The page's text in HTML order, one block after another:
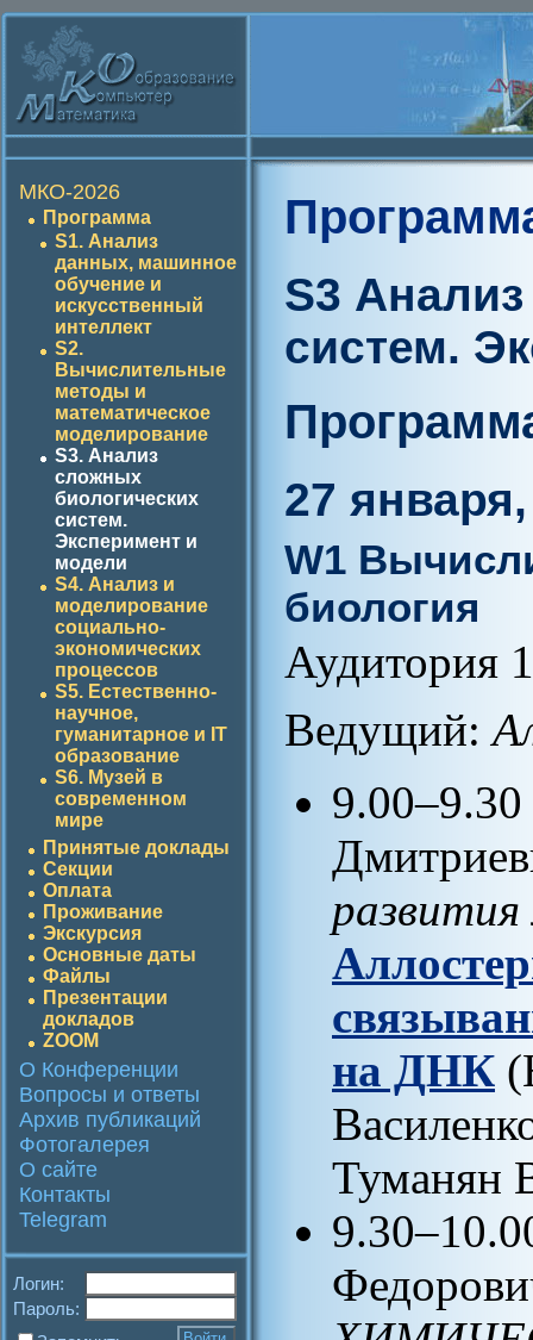
МКО-2026
Программа
S1. Анализ
данных, машинное
обучение и
искусственный
интеллект
S2.
Вычислительные
методы и
математическое
моделирование
S3. Анализ
сложных
биологических
систем.
Эксперимент и
модели
S4. Анализ и
моделирование
социально-
экономических
процессов
S5. Естественно-
научное,
гуманитарное и IT
образование
S6. Музей в
современном
мире
Принятые доклады
Секции
Оплата
Проживание
Экскурсия
Основные даты
Файлы
Презентации
докладов
ZOOM
О Конференции
Вопросы и ответы
Архив публикаций
Фотогалерея
О сайте
Контакты
Telegram
Логин:
Пароль:
S3
систем.
27
W1
биология
Аудитория
Ведущий:
на ДНК
Туманян